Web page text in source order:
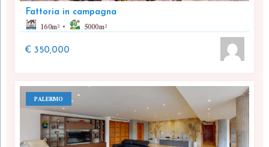
Fattoria in campagna
160m² 5000m²
€ 350,000
PALERMO